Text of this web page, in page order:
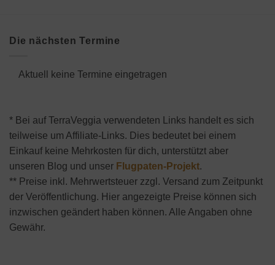
Die nächsten Termine
Aktuell keine Termine eingetragen
* Bei auf TerraVeggia verwendeten Links handelt es sich
teilweise um Affiliate-Links. Dies bedeutet bei einem
Einkauf keine Mehrkosten für dich, unterstützt aber
unseren Blog und unser Flugpaten-Projekt.
** Preise inkl. Mehrwertsteuer zzgl. Versand zum Zeitpunkt
der Veröffentlichung. Hier angezeigte Preise können sich
inzwischen geändert haben können. Alle Angaben ohne
Gewähr.